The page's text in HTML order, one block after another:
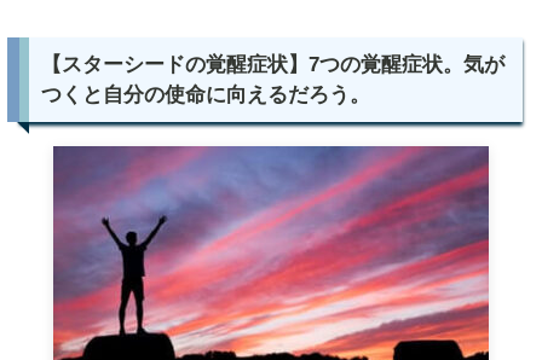
【スターシードの覚醒症状】7つの覚醒症状。気が
つくと自分の使命に向えるだろう。